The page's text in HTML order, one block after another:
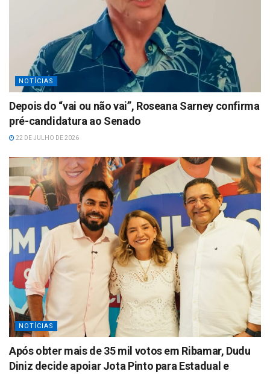
NOTÍCIAS
Depois do “vai ou não vai”, Roseana Sarney confirma
pré-candidatura ao Senado
22 DE JULHO DE 2026
NOTÍCIAS
Após obter mais de 35 mil votos em Ribamar, Dudu
Diniz decide apoiar Jota Pinto para Estadual e